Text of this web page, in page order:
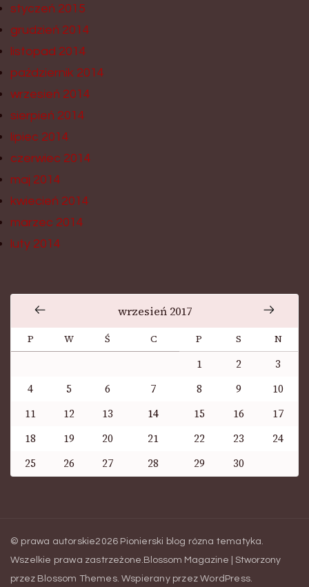
styczeń 2015
grudzień 2014
listopad 2014
październik 2014
wrzesień 2014
sierpień 2014
lipiec 2014
czerwiec 2014
maj 2014
kwiecień 2014
marzec 2014
luty 2014
wrzesień 2017
P W Ś C P S N
1 2
3
4
5 6 7 8 9
10
11
12 13 14 15 16
17
18
19 20 21 22 23
24
25
26 27 28 29 30
© prawa autorskie2026 Pionierski blog rózna tematyka
Wszelkie prawa zastrzeżone. Blossom Magazine | Stworzony
przez Blossom Themes. Wspierany przezWordPress